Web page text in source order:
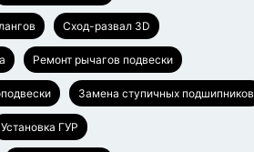
Сход-развал 3D
Ремонт рычагов подвески
Замена ступичных подшипников
Установка ГУР